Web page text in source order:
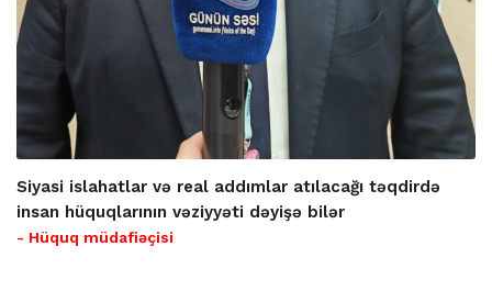
Siyasi islahatlar və real addımlar atılacağı təqdirdə
insan hüquqlarının vəziyyəti dəyişə bilər
- Hüquq müdafiəçisi